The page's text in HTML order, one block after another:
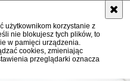
użytkownikom korzystanie z
nie blokujesz tych plików, to
w pamięci urządzenia.
cookies, zmieniając
przeglądarki oznacza